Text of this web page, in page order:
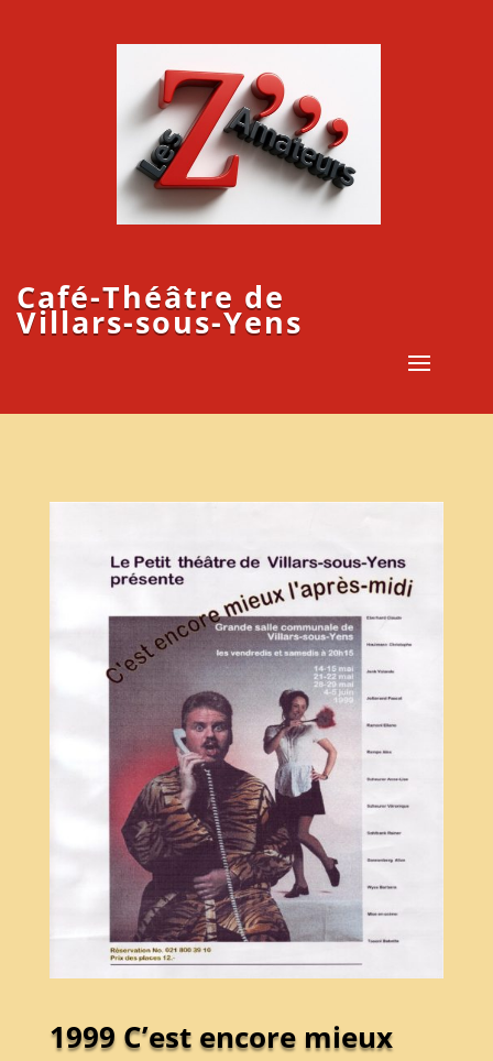
Café-Théâtre de
Villars-sous-Yens
1999 C’est encore mieux